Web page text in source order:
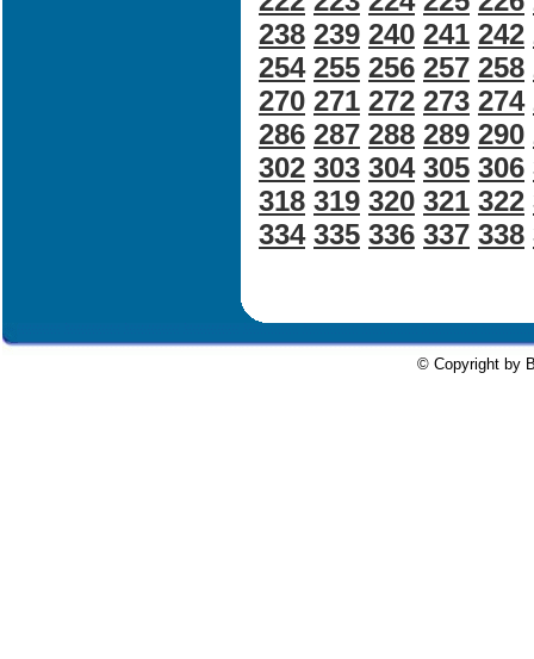
238 239 240 241 242
254 255 256 257 258
270 271 272 273 274
286 287 288 289 290
302 303 304 305 306
318 319 320 321 322
334 335 336 337 338
© Copyright by